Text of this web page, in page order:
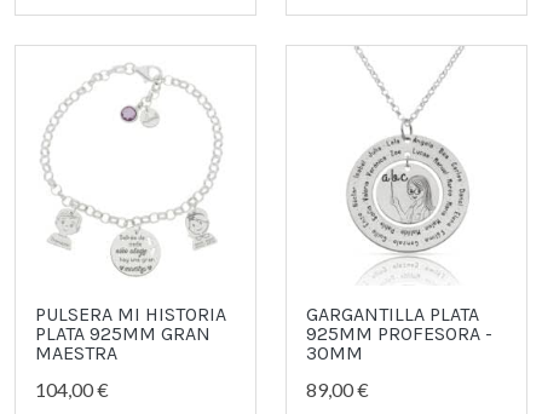
PULSERA MI HISTORIA
PLATA 925MM GRAN
MAESTRA
104,00 €
GARGANTILLA PLATA
925MM PROFESORA -
30MM
89,00 €